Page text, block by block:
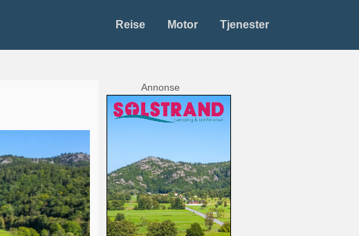
Reise Motor Tjenester
Annonse